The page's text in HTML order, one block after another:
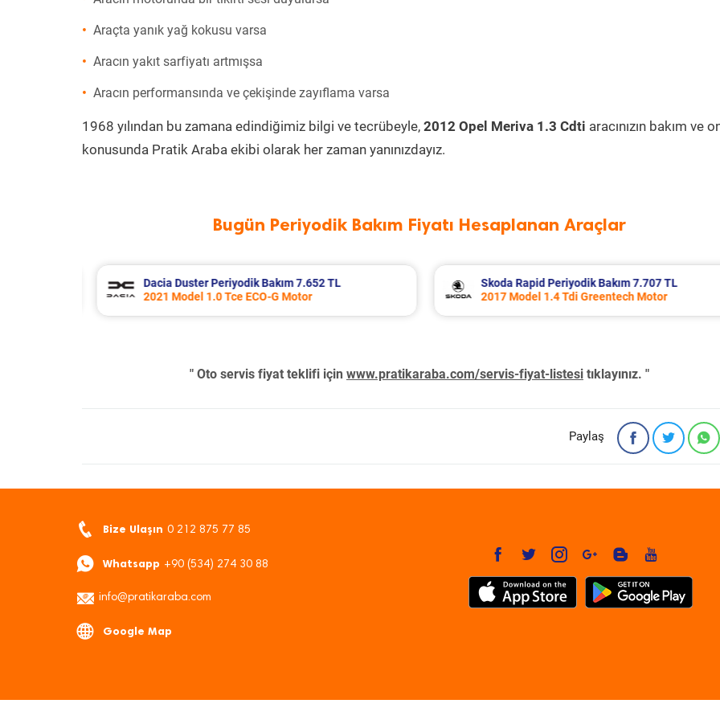
Araçta yanık yağ kokusu varsa
Aracın yakıt sarfiyatı artmışsa
Aracın performansında ve çekişinde zayıflama varsa
1968 yılından bu zamana edindiğimiz bilgi ve tecrübeyle, 2012 Opel Meriva 1.3 Cdti aracınızın bakım ve
konusunda Pratik Araba ekibi olarak her zaman yanınızdayız.
Bugün Periyodik Bakım Fiyatı Hesaplanan Araçlar
Skoda Rapid Periyodik Bakım 7.707 TL
2017 Model 1.4 Tdi Greentech Motor
Porsche Panamera Periyodik Bakım
2011 Model 3.6 4 Motor
" Oto servis fiyat teklifi için www.pratikaraba.com/servis-fiyat-listesi tıklayınız. "
Paylaş
Bize Ulaşın 0 212 875 77 85
Whatsapp +90 (534) 274 30 88
info@pratikaraba.com
Google Map